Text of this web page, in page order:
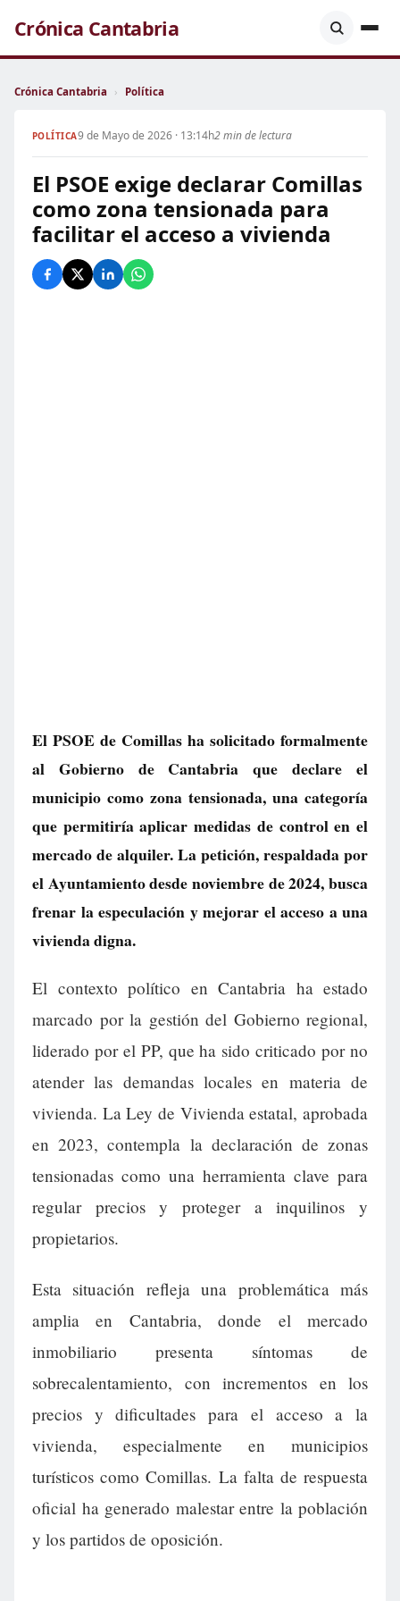
Crónica Cantabria
Crónica Cantabria › Política
POLÍTICA9 de Mayo de 2026 · 13:14h2 min de lectura
El PSOE exige declarar Comillas
como zona tensionada para
facilitar el acceso a vivienda
El PSOE de Comillas ha solicitado formalmente
al Gobierno de Cantabria que declare el
municipio como zona tensionada, una categoría
que permitiría aplicar medidas de control en el
mercado de alquiler. La petición, respaldada por
el Ayuntamiento desde noviembre de 2024, busca
frenar la especulación y mejorar el acceso a una
vivienda digna.
El contexto político en Cantabria ha estado
marcado por la gestión del Gobierno regional,
liderado por el PP, que ha sido criticado por no
atender las demandas locales en materia de
vivienda. La Ley de Vivienda estatal, aprobada
en 2023, contempla la declaración de zonas
tensionadas como una herramienta clave para
regular precios y proteger a inquilinos y
propietarios.
Esta situación refleja una problemática más
amplia en Cantabria, donde el mercado
inmobiliario presenta síntomas de
sobrecalentamiento, con incrementos en los
precios y dificultades para el acceso a la
vivienda, especialmente en municipios
turísticos como Comillas. La falta de respuesta
oficial ha generado malestar entre la población
y los partidos de oposición.